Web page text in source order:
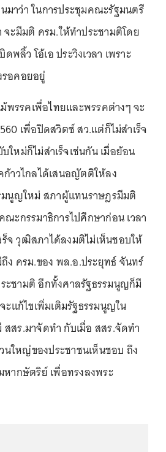
าว่า ในการประชุมคณะรัฐมนตรี
ะมีมติ ครม.ให้ทำประชามติโดย
ลิ้ว โอ้เอ ประวิงเวลา เพราะ
อคอยอยู่
พรรคเพื่อไทยและพรรคต่างๆ จะ
เพื่อปิดสวิตช์ สว.แต่ก็ไม่สำเร็จ
หม่ก็ไม่สำเร็จเช่นกัน เมื่อย้อน
าวไกลได้เสนอญัตติให้ลง
มนูญใหม่ สภาผู้แทนราษฎรมีมติ
ะกรรมาธิการไปศึกษาก่อน เวลา
ร็จ วุฒิสภาได้ลงมติไม่เห็นชอบให้
ง ครม.ของ พล.อ.ประยุทธ์ จันทร์
ะชามติ อีกทั้งศาลรัฐธรรมนูญก็มี
แก้ไขเพิ่มเติมรัฐธรรมนูญใน
สร.มาจัดทำ กับเมื่อ สสร.จัดทำ
นใหญ่ของประชาชนเห็นชอบ ถึง
หากษัตริย์ เพื่อทรงลงพระ